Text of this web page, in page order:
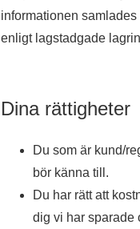
informationen
enligt lagstadgade
Dina rättigheter
Du som är kund/
bör känna till.
Du har rätt att
dig vi har sparade